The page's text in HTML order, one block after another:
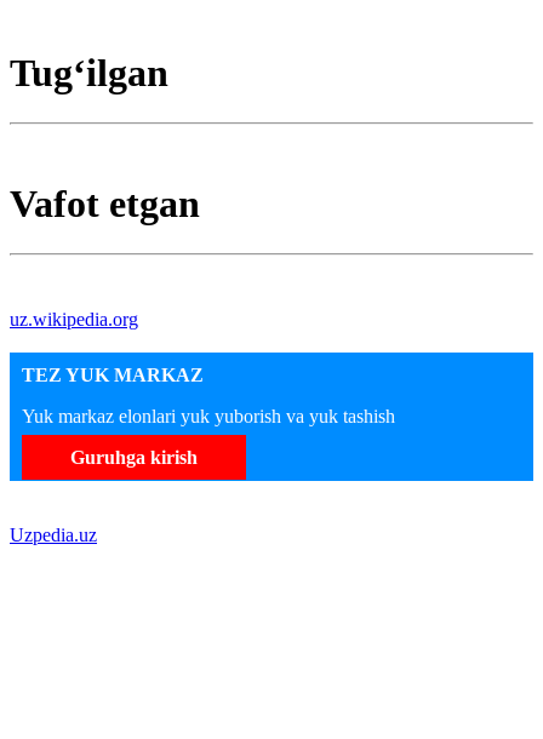
Tugʻilgan
Vafot etgan
uz.wikipedia.org
TEZ YUK MARKAZ
Yuk markaz elonlari yuk yuborish va yuk tashish
Guruhga kirish
Uzpedia.uz